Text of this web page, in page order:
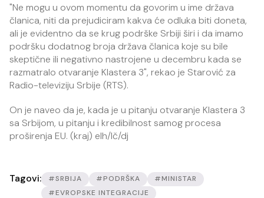
"Ne mogu u ovom momentu da govorim u ime država
članica, niti da prejudiciram kakva će odluka biti doneta,
ali je evidentno da se krug podrške Srbiji širi i da imamo
podršku dodatnog broja država članica koje su bile
skeptične ili negativno nastrojene u decembru kada se
razmatralo otvaranje Klastera 3", rekao je Starović za
Radio-televiziju Srbije (RTS).
On je naveo da je, kada je u pitanju otvaranje Klastera 3
sa Srbijom, u pitanju i kredibilnost samog procesa
proširenja EU. (kraj) elh/lč/dj
Tagovi: #SRBIJA #PODRŠKA
#MINISTAR
#EVROPSKE INTEGRACIJE